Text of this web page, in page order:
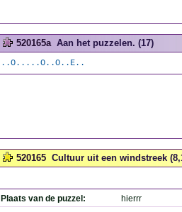
520165a Aan het puzzelen. (17)
..O.....O..O..E..
520165 Cultuur uit een windstreek
Plaats van de puzzel:
hierrr